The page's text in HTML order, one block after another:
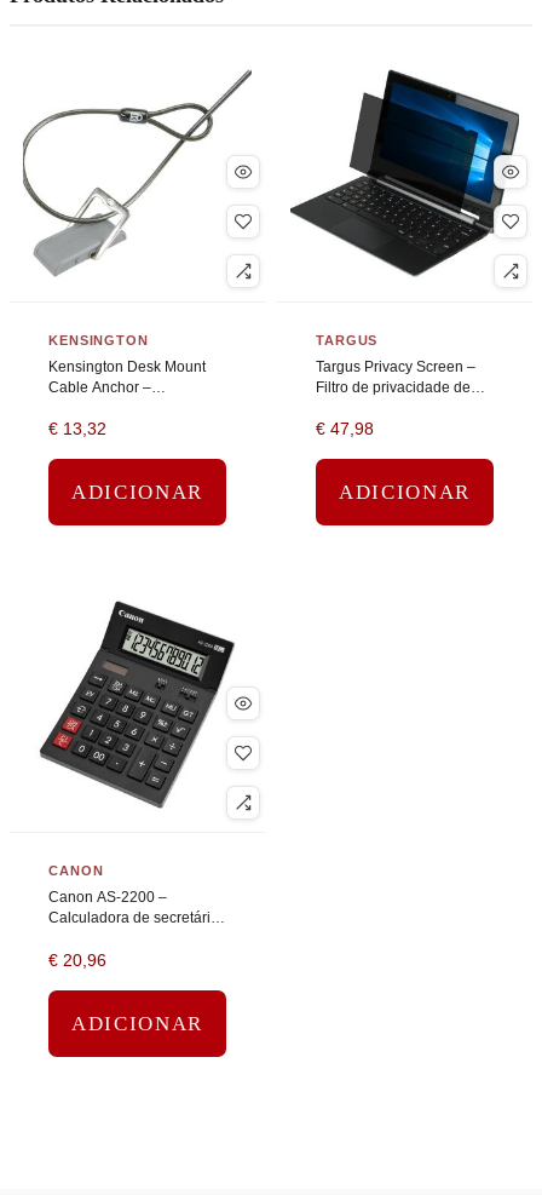
KENSINGTON
Kensington Desk Mount
Cable Anchor –
€ 13,32
ADICIONAR
TARGUS
Targus Privacy Screen –
Filtro de privacidade de
15,6″ de largura
€ 47,98
ADICIONAR
CANON
Canon AS-2200 –
Calculadora de secretária
bateria – cinza escuro
€ 20,96
ADICIONAR